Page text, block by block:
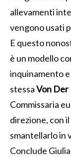
allevamenti
vengono usati
E questo
è un modello
inquinamento
stessaVon Der
Commissaria
direzione, con
smantellarlo in
Conclude